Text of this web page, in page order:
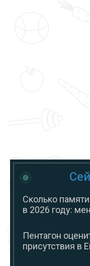
Сколько
в 2026 году:
Пентагон
присутствия в